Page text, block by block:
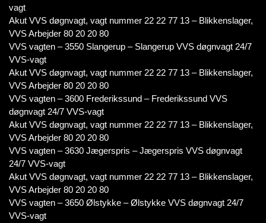
vagt
Akut VVS døgnvagt, vagt nummer 22 22 77 13 – Blikkenslager,
VVS Arbejder 80 20 20 80
VVS vagten – 3550 Slangerup – Slangerup VVS døgnvagt 24/7
VVS-vagt
Akut VVS døgnvagt, vagt nummer 22 22 77 13 – Blikkenslager,
VVS Arbejder 80 20 20 80
VVS vagten – 3600 Frederikssund – Frederikssund VVS
døgnvagt 24/7 VVS-vagt
Akut VVS døgnvagt, vagt nummer 22 22 77 13 – Blikkenslager,
VVS Arbejder 80 20 20 80
VVS vagten – 3630 Jægerspris – Jægerspris VVS døgnvagt
24/7 VVS-vagt
Akut VVS døgnvagt, vagt nummer 22 22 77 13 – Blikkenslager,
VVS Arbejder 80 20 20 80
VVS vagten – 3650 Ølstykke – Ølstykke VVS døgnvagt 24/7
VVS-vagt